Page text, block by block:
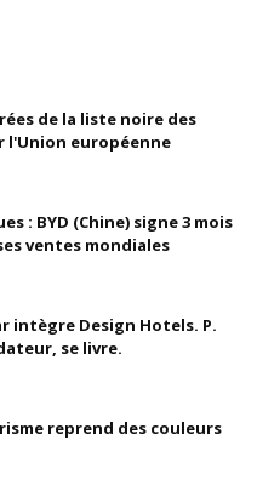
de la liste noire des
l'Union européenne
: BYD (Chine) signe 3 mois
ventes mondiales
intègre Design Hotels. P.
se livre.
reprend des couleurs